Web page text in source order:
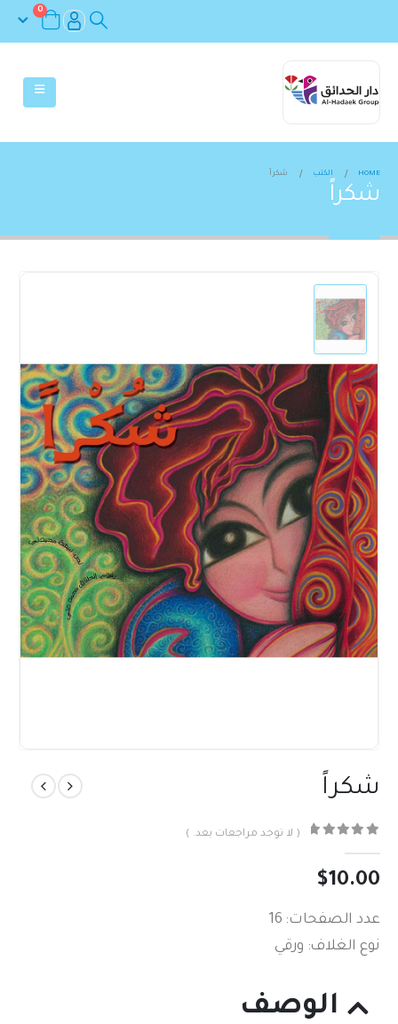
0
HOME الكتب شكراً
شكراً
شكراً
( لا توجد مراجعات بعد. )
$10.00
عدد الصفحات: 16
نوع الغلاف: ورقي
الوصف